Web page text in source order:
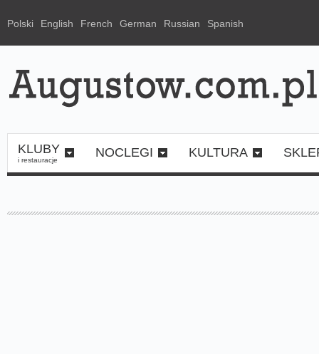
Polski English French German Russian Spanish
KLUBY
i restauracje
NOCLEGI KULTURA